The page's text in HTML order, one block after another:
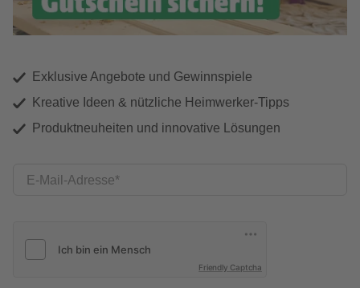
Exklusive Angebote und Gewinnspiele
Kreative Ideen & nützliche Heimwerker-Tipps
Produktneuheiten und innovative Lösungen
E-Mail-Adresse
Friendly Captcha